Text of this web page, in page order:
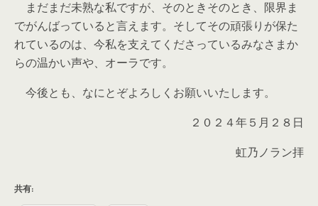
まだまだ未熟な私ですが、そのときそのとき、限界ま
でがんばっていると言えます。そしてその頑張りが保た
れているのは、今私を支えてくださっているみなさまか
らの温かい声や、オーラです。
今後とも、なにとぞよろしくお願いいたします。
２０２４年５月２８日
虹乃ノラン拝
共有: